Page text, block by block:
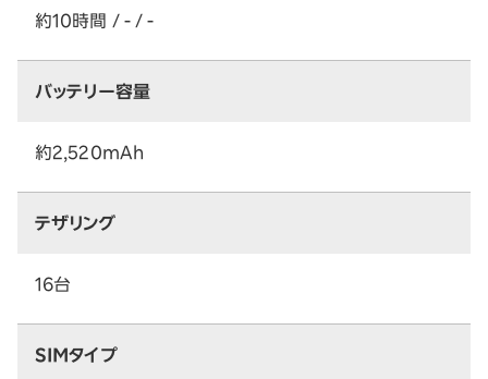
約10時間 / - / -
バッテリー容量
約2,520mAh
テザリング
16台
SIMタイプ